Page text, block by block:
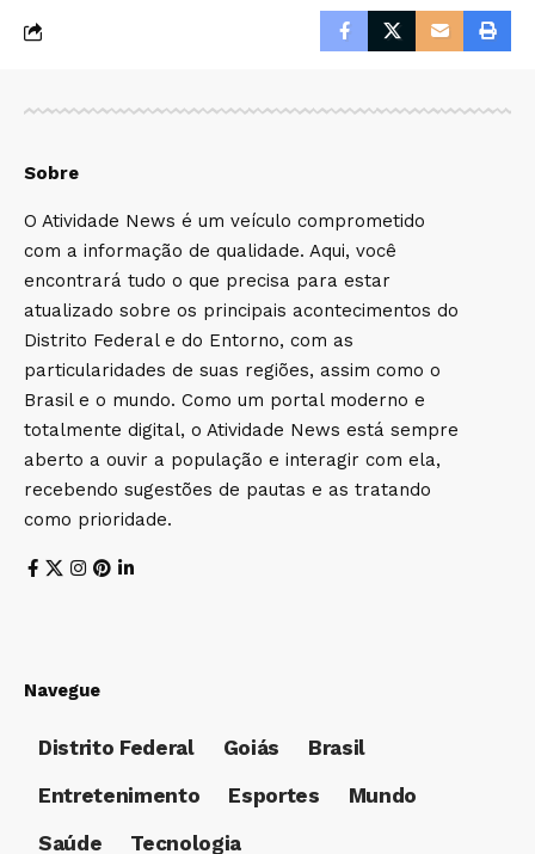
Sobre
O Atividade News é um veículo comprometido
com a informação de qualidade. Aqui, você
encontrará tudo o que precisa para estar
atualizado sobre os principais acontecimentos do
Distrito Federal e do Entorno, com as
particularidades de suas regiões, assim como o
Brasil e o mundo. Como um portal moderno e
totalmente digital, o Atividade News está sempre
aberto a ouvir a população e interagir com ela,
recebendo sugestões de pautas e as tratando
como prioridade.
Navegue
Distrito Federal Goiás
Brasil
Entretenimento
Esportes
Mundo
Saúde
Tecnologia